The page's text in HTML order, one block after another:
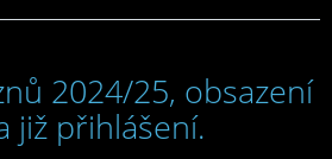
2024/25, obsazení
již přihlášení.